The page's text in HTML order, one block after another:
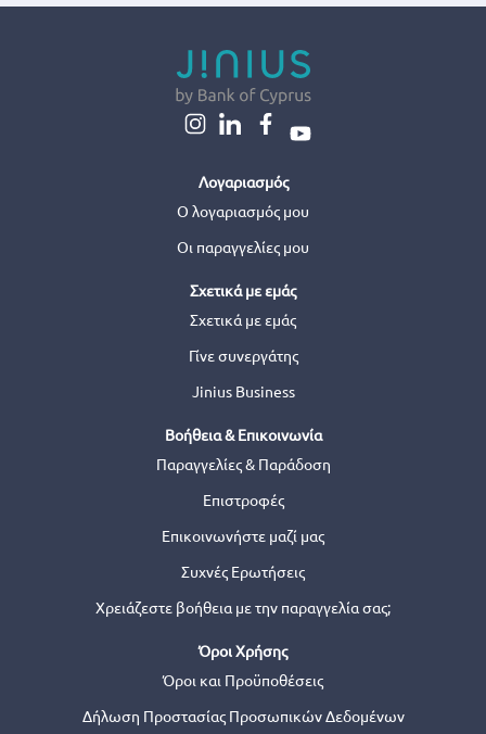
Λογαριασμός
Ο λογαριασμός μου
Οι παραγγελίες μου
Σχετικά με εμάς
Σχετικά με εμάς
Γίνε συνεργάτης
Jinius Business
Βοήθεια & Επικοινωνία
Παραγγελίες & Παράδοση
Επιστροφές
Επικοινωνήστε μαζί μας
Συχνές Ερωτήσεις
Χρειάζεστε βοήθεια με την παραγγελία σας;
Όροι Χρήσης
Όροι και Προϋποθέσεις
Δήλωση Προστασίας Προσωπικών Δεδομένων